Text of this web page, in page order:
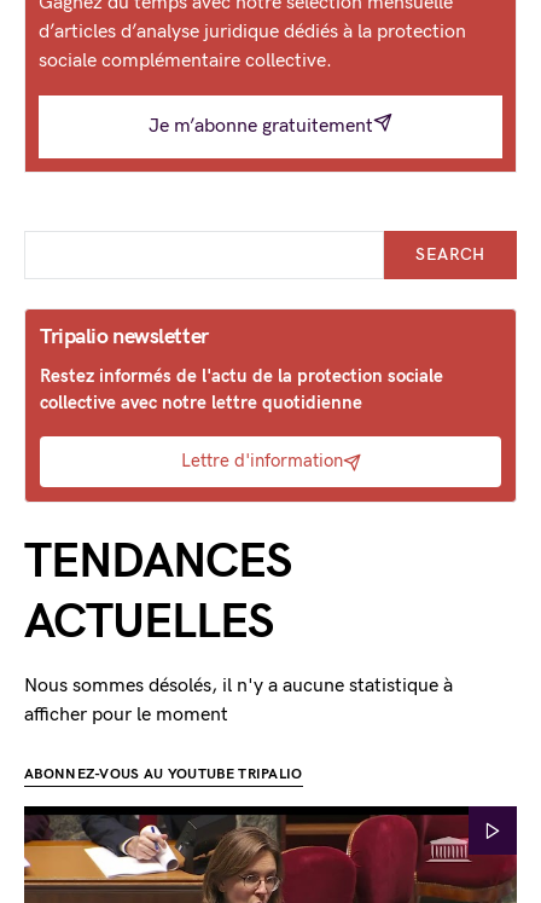
d’articles d’analyse juridique dédiés à la protection
sociale complémentaire collective.
Je m’abonne gratuitement
SEARCH
Tripalio newsletter
Restez informés de l'actu de la protection sociale
collective avec notre lettre quotidienne
Lettre d'information
TENDANCES
ACTUELLES
Nous sommes désolés, il n'y a aucune statistique à
afficher pour le moment
ABONNEZ-VOUS AU YOUTUBE TRIPALIO